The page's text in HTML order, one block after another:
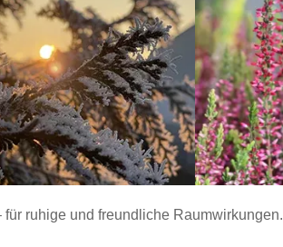
ruhige und freundliche Raumwirkungen.